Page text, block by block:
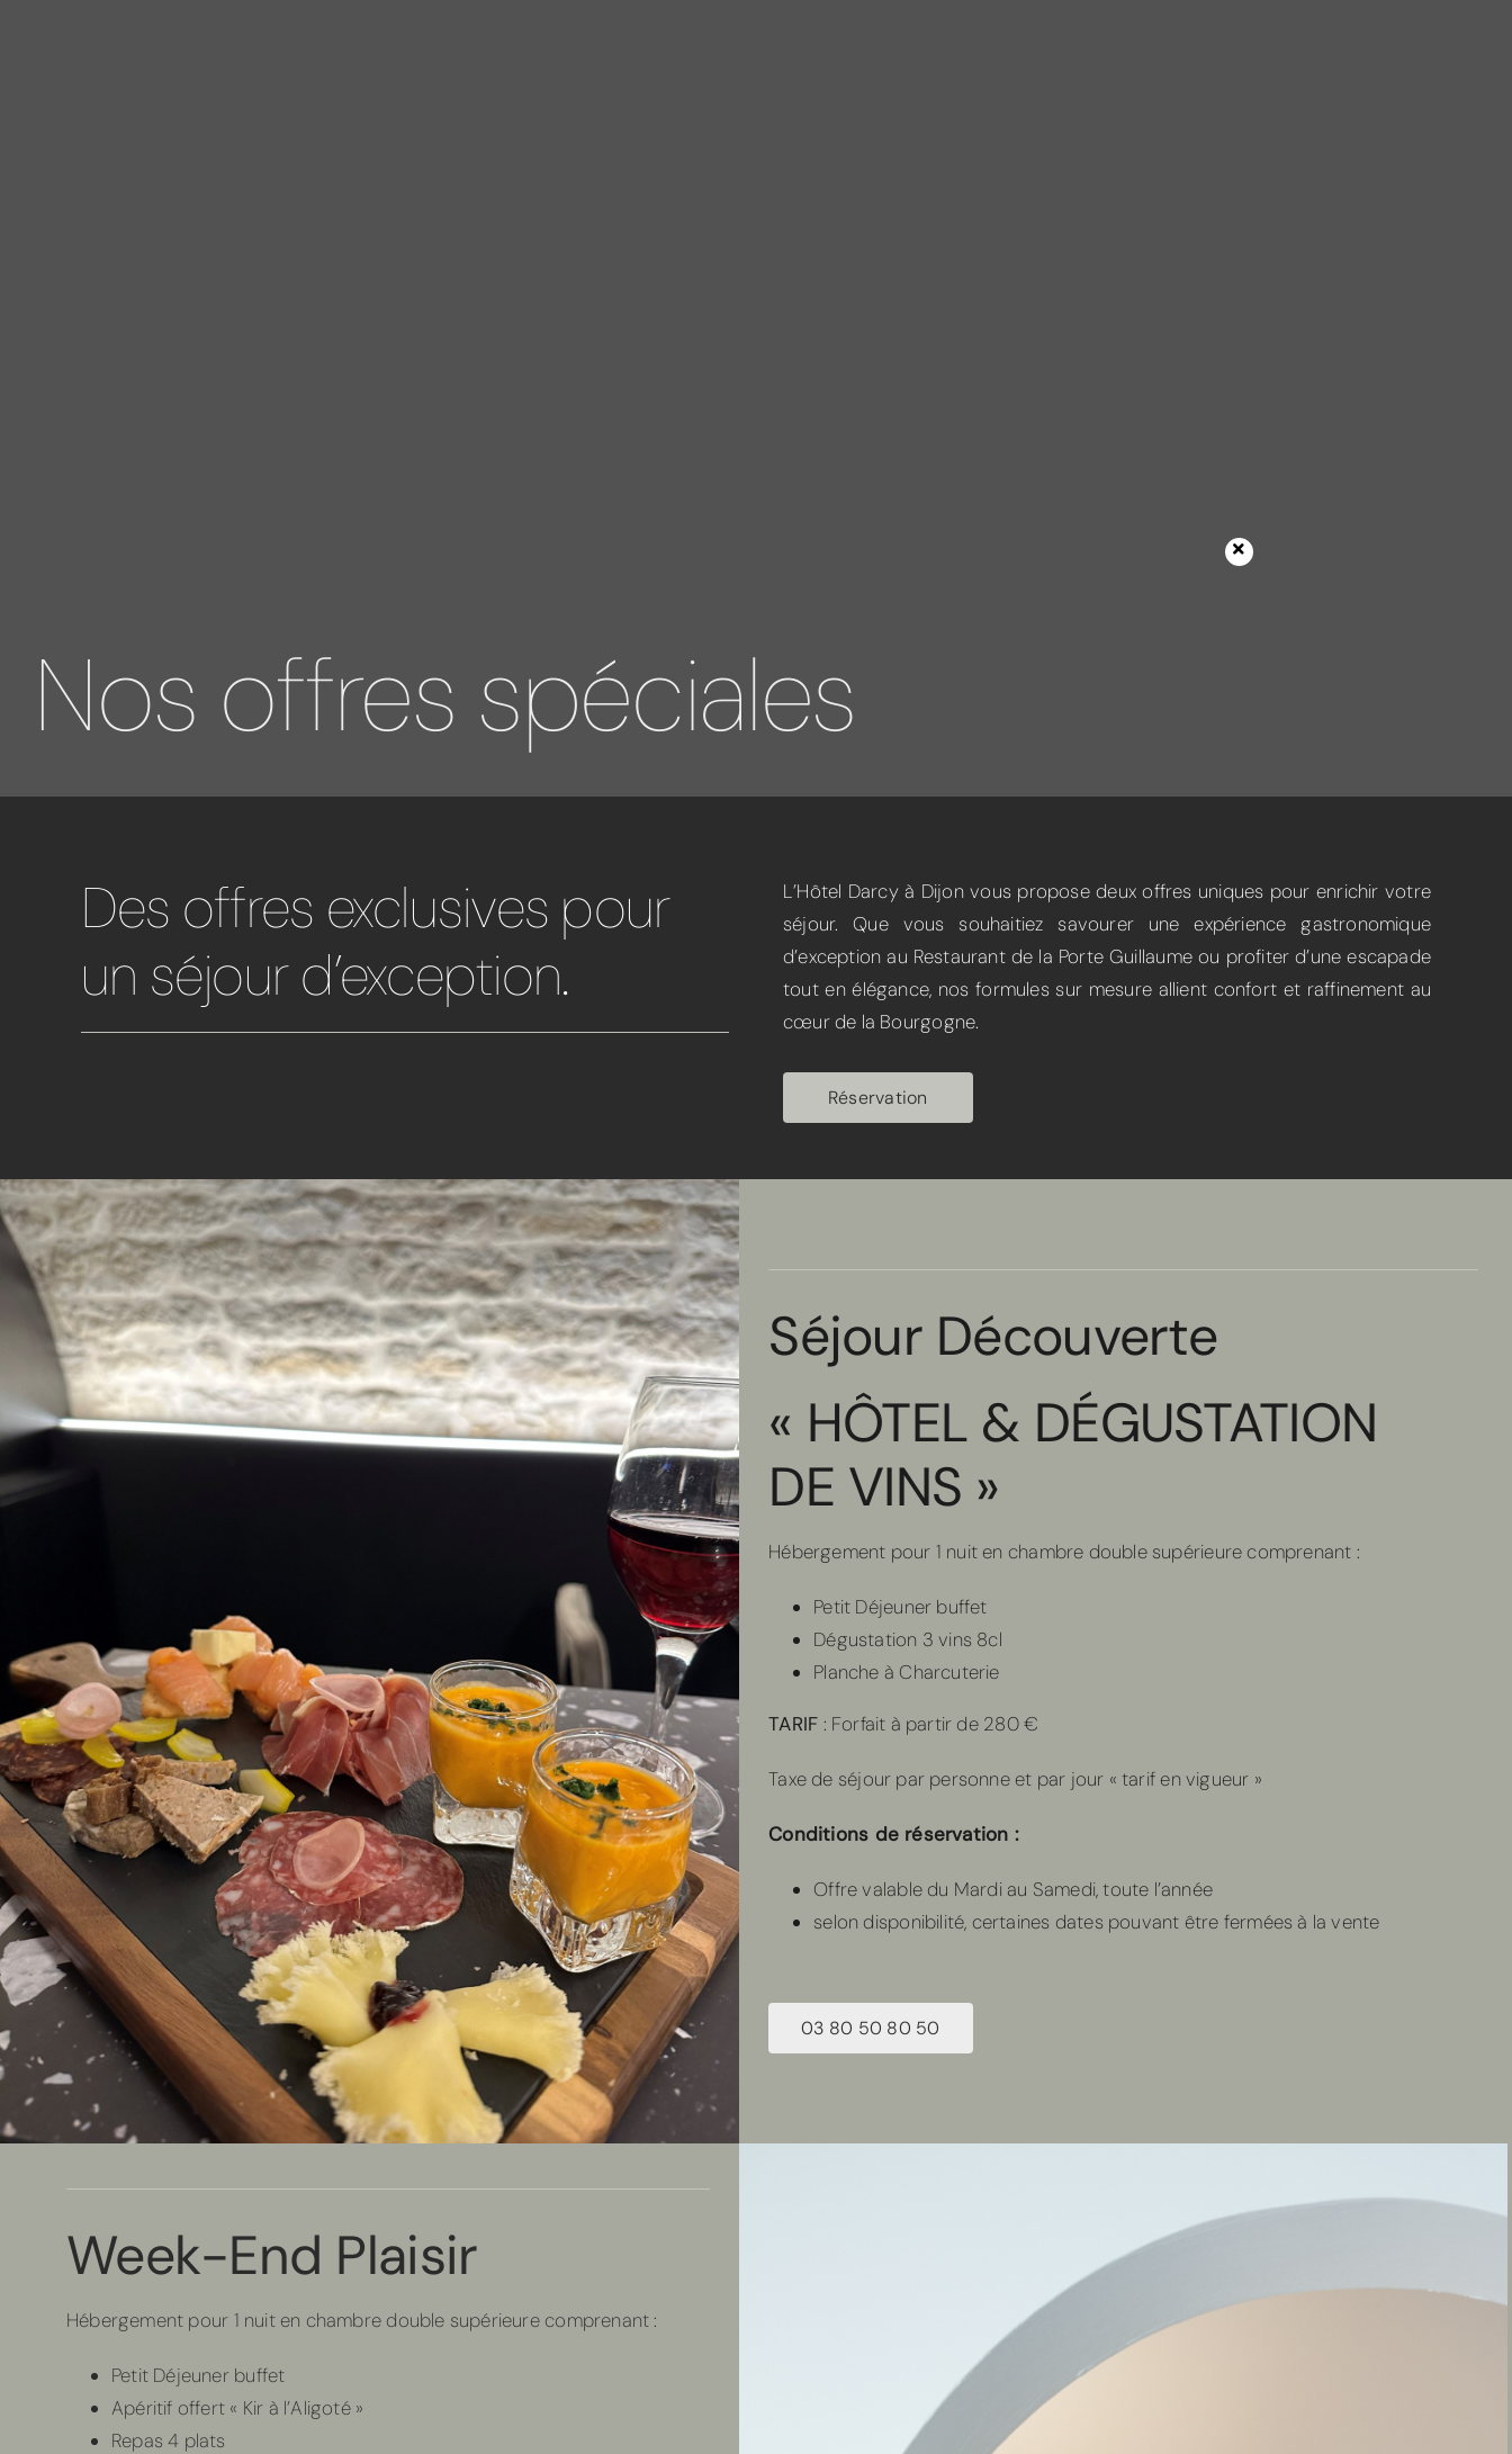
Nos offres spéciales
Des offres exclusives pour
un séjour d’exception.
L’Hôtel Darcy à Dijon vous propose deux offres uniques pour enrichir votre
séjour. Que vous souhaitiez savourer une expérience gastronomique
d’exception au Restaurant de la Porte Guillaume ou profiter d’une escapade
tout en élégance, nos formules sur mesure allient confort et raffinement au
cœur de la Bourgogne.
Réservation
Séjour Découverte
« HÔTEL & DÉGUSTATION
DE VINS »
Hébergement pour 1 nuit en chambre double supérieure comprenant :
Petit Déjeuner buffet
Dégustation 3 vins 8cl
Planche à Charcuterie
TARIF : Forfait à partir de 280 €
Taxe de séjour par personne et par jour « tarif en vigueur »
Conditions de réservation :
Offre valable du Mardi au Samedi, toute l’année
selon disponibilité, certaines dates pouvant être fermées à la vente
03 80 50 80 50
Week-End Plaisir
Hébergement pour 1 nuit en chambre double supérieure comprenant :
Petit Déjeuner buffet
Apéritif offert « Kir à l’Aligoté »
Repas 4 plats